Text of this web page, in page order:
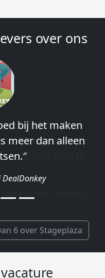
over ons
prima
elke keer weer
snel te
6 over Stageplaza